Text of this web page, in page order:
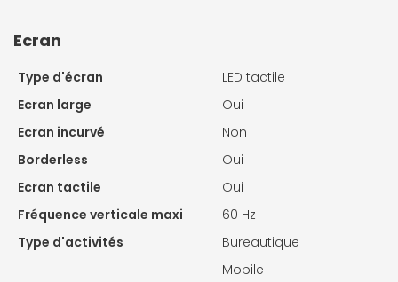
Ecran
Type d'écran
LED tactile
Ecran large
Oui
Ecran incurvé
Non
Borderless
Oui
Ecran tactile
Oui
Fréquence verticale maxi
60 Hz
Type d'activités
Bureautique
Mobile